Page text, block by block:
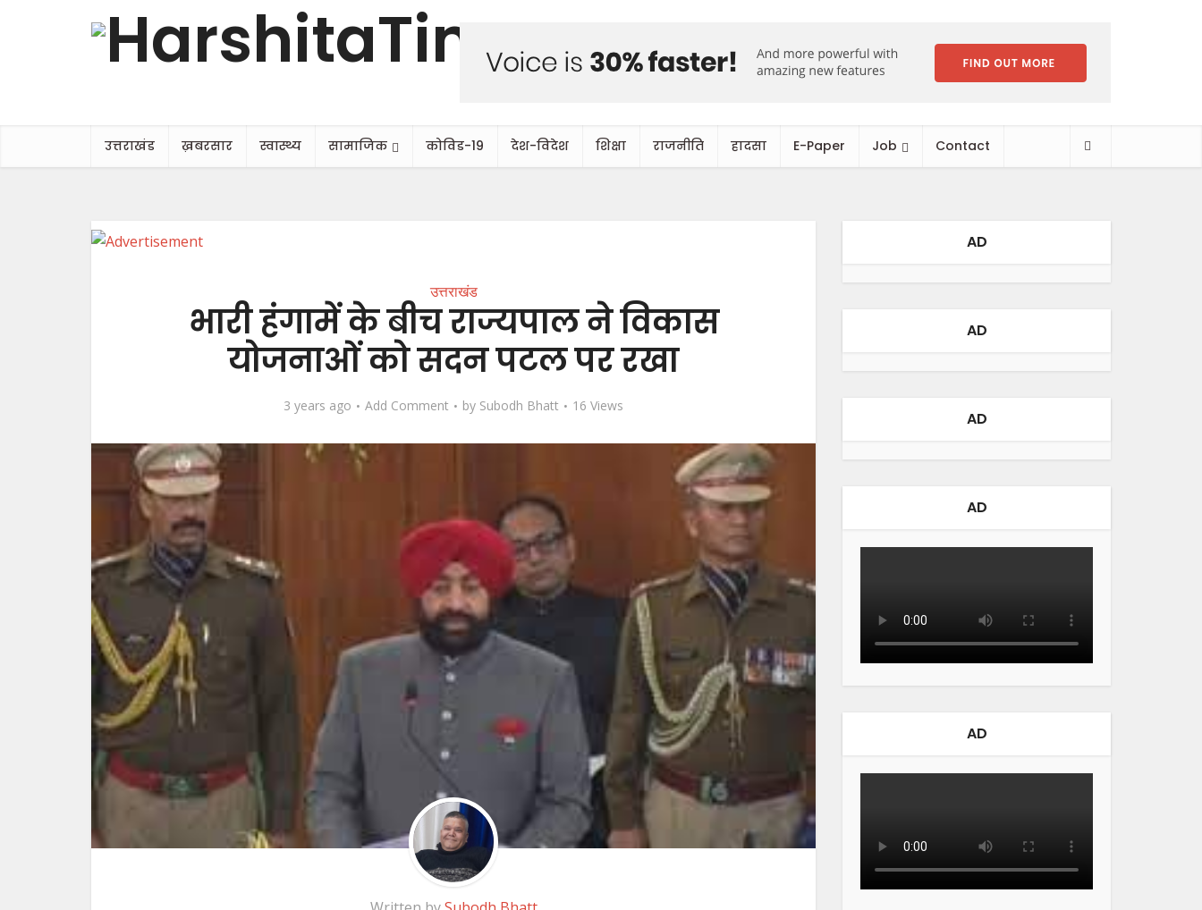
उत्तराखंड ख़बरसार स्वास्थ्य सामाजिक कोविड-19 देश-विदेश शिक्षा राजनीति हादसा E-Paper Job Contact
उत्तराखंड
भारी हंगामें के बीच राज्यपाल ने विकास
योजनाओं को सदन पटल पर रखा
3 years ago Add Comment by Subodh Bhatt 16 Views
AD
AD
AD
AD
AD